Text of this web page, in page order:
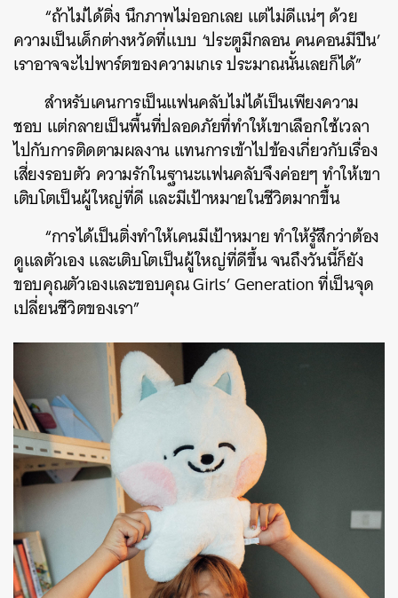
“ถ้าไม่ได้ติ่ง นึกภาพไม่ออกเลย แต่ไม่ดีแน่ๆ ด้วย
ความเป็นเด็กต่างหวัดที่แบบ ‘ประตูมีกลอน คนคอนมีปืน’
เราอาจจะไปพาร์ตของความเกเร ประมาณนั้นเลยก็ได้”
สำหรับเคนการเป็นแฟนคลับไม่ได้เป็นเพียงความ
ชอบ แต่กลายเป็นพื้นที่ปลอดภัยที่ทำให้เขาเลือกใช้เวลา
ไปกับการติดตามผลงาน แทนการเข้าไปข้องเกี่ยวกับเรื่อง
เสี่ยงรอบตัว ความรักในฐานะแฟนคลับจึงค่อยๆ ทำให้เขา
เติบโตเป็นผู้ใหญ่ที่ดี และมีเป้าหมายในชีวิตมากขึ้น
“การได้เป็นติ่งทำให้เคนมีเป้าหมาย ทำให้รู้สึกว่าต้อง
ดูแลตัวเอง และเติบโตเป็นผู้ใหญ่ที่ดีขึ้น จนถึงวันนี้ก็ยัง
ขอบคุณตัวเองและขอบคุณ Girls’ Generation ที่เป็นจุด
เปลี่ยนชีวิตของเรา”